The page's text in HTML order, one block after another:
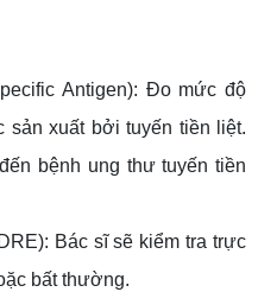
Antigen): Đo mức độ
sản xuất bởi tuyến tiền liệt.
bệnh ung thư tuyến tiền
Bác sĩ sẽ kiểm tra trực
bất thường.